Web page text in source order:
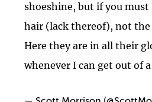
shoeshine, but if you must
hair (lack thereof), not the
Here they are in all their
whenever I can get out of